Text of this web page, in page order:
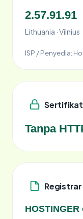
2.57.91.91
Lithuania · Vilnius
ISP / Penyedia:
Sertifikat
Tanpa
Registrar